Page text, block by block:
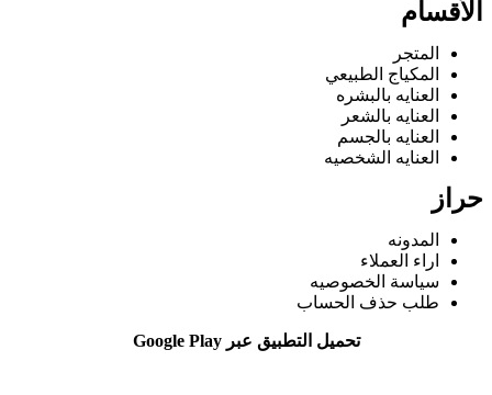
الأقسام
المتجر
المكياج الطبيعي
العنايه بالبشره
العنايه بالشعر
العنايه بالجسم
العنايه الشخصيه
حراز
المدونه
اراء العملاء
سياسة الخصوصيه
طلب حذف الحساب
تحميل التطبيق عبر Google Play